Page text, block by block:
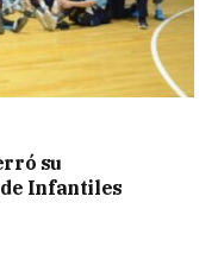
su
Infantiles